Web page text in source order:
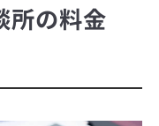
所の料金